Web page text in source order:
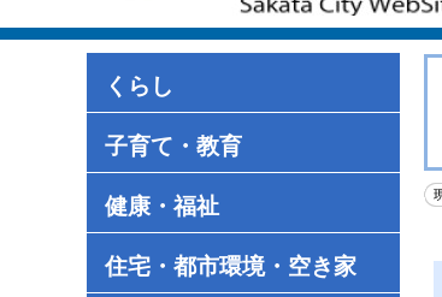
くらし
子育て・教育
健康・福祉
住宅・都市環境・空き家